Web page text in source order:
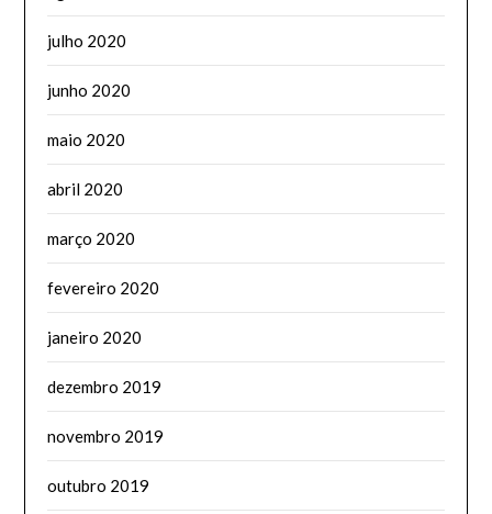
julho 2020
junho 2020
maio 2020
abril 2020
março 2020
fevereiro 2020
janeiro 2020
dezembro 2019
novembro 2019
outubro 2019